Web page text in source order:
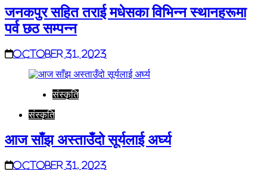
जनकपुर सहित तराई मधेसका विभिन्न स्थानहरूमा
पर्व छठ सम्पन्न
October 31, 2023
संस्कृति
संस्कृति
आज साँझ अस्ताउँदो सूर्यलाई अर्घ्य
October 31, 2023